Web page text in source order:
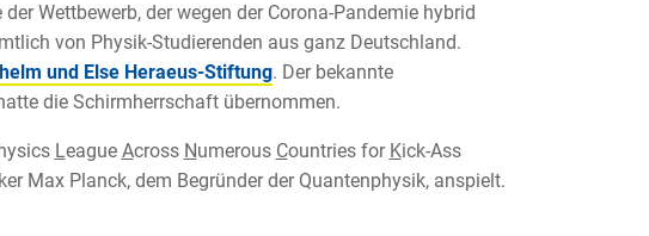
Wettbewerb, der wegen der Corona-Pandemie hybrid
von Physik-Studierenden aus ganz Deutschland.
und Else Heraeus-Stiftung. Der bekannte
die Schirmherrschaft übernommen.
League Across Numerous Countries for Kick-Ass
Max Planck, dem Begründer der Quantenphysik, anspielt.